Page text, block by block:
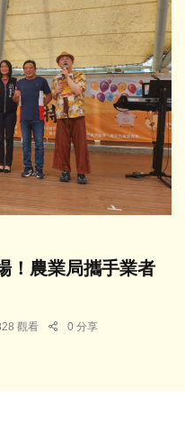
！農業局攜手業者
觀看 0 分享